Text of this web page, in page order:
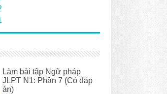
Làm bài tập Ngữ pháp
JLPT N1: Phần 7 (Có đáp
án)